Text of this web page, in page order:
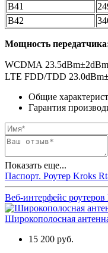
B41
B42
Мощность
WCDMA 23.5dBm±2dBm
LTE FDD/TDD
Общие
Гарантия
Показать еще...
Паспорт. Роутер Kroks
Веб-интерфейс
Широкополосная
15 200 руб.